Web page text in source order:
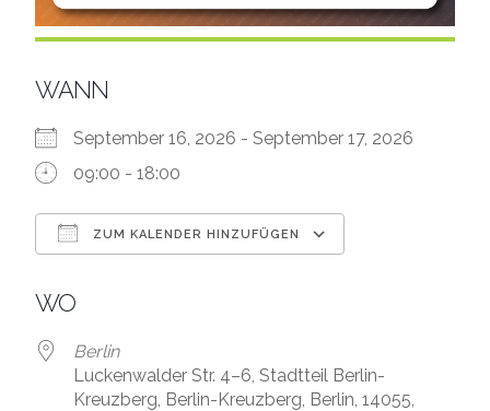
WANN
September 16, 2026 - September 17, 2026
09:00 - 18:00
ZUM KALENDER HINZUFÜGEN
WO
Berlin
Luckenwalder Str. 4–6, Stadtteil Berlin-
Kreuzberg, Berlin-Kreuzberg, Berlin, 14055,